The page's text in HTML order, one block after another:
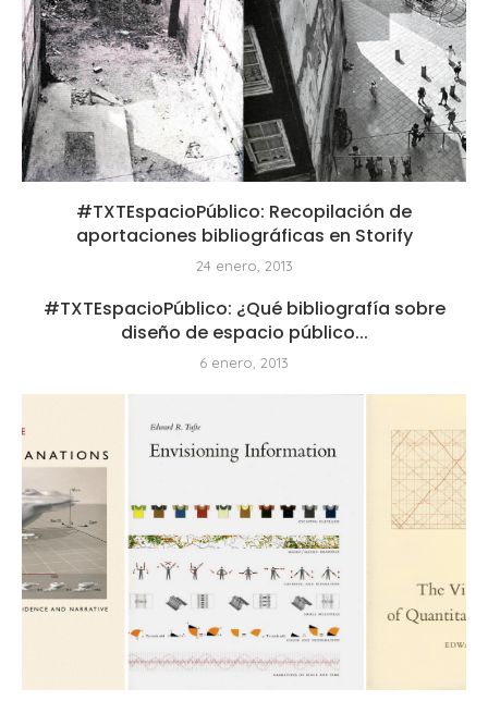
#TXTEspacioPúblico: Recopilación de
aportaciones bibliográficas en Storify
24 enero, 2013
#TXTEspacioPúblico: ¿Qué bibliografía sobre
diseño de espacio público...
6 enero, 2013